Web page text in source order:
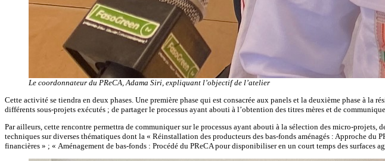
Le coordonnateur du PReCA, Adama Siri, expliquant l’objectif de l’atelier
Cette activité se tiendra en deux phases. Une première phase qui est consacrée aux panels et la deuxième phase à la
différents sous-projets exécutés ; de partager le processus ayant abouti à l’obtention des titres mères et de
Par ailleurs, cette rencontre permettra de communiquer sur le processus ayant abouti à la sélection des micro-
techniques sur diverses thématiques dont la « Réinstallation des producteurs des bas-fonds aménagés : Approche
financières » ; « Aménagement de bas-fonds : Procédé du PReCA pour disponibiliser en un court temps des surfaces